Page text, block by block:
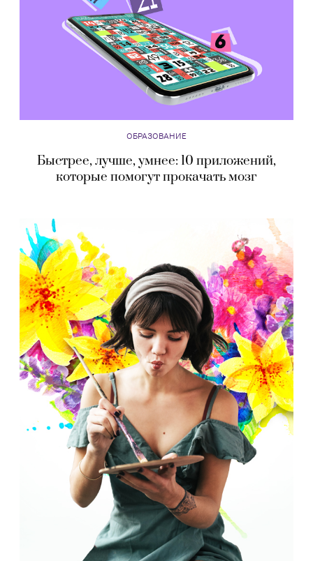
ОБРАЗОВАНИЕ
Быстрее, лучше, умнее: 10 приложений,
которые помогут прокачать мозг